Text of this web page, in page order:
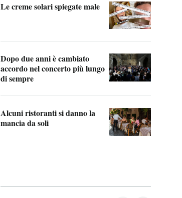
Le creme solari spiegate male
Dopo due anni è cambiato
accordo nel concerto più lungo
di sempre
Alcuni ristoranti si danno la
mancia da soli